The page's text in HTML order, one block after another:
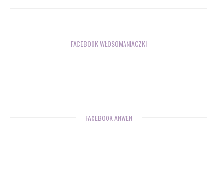
FACEBOOK WŁOSOMANIACZKI
FACEBOOK ANWEN